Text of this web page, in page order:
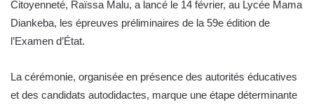
Citoyenneté, Raïssa Malu, a lancé le 14 février, au Lycée Mama
Diankeba, les épreuves préliminaires de la 59e édition de
l’Examen d’État.
La cérémonie, organisée en présence des autorités éducatives
et des candidats autodidactes, marque une étape déterminante